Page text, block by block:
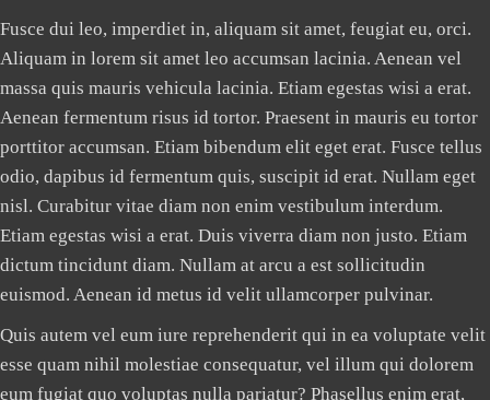
Fusce dui leo, imperdiet in, aliquam sit amet, feugiat eu, orci.
Aliquam in lorem sit amet leo accumsan lacinia. Aenean vel
massa quis mauris vehicula lacinia. Etiam egestas wisi a erat.
Aenean fermentum risus id tortor. Praesent in mauris eu tortor
porttitor accumsan. Etiam bibendum elit eget erat. Fusce tellus
odio, dapibus id fermentum quis, suscipit id erat. Nullam eget
nisl. Curabitur vitae diam non enim vestibulum interdum.
Etiam egestas wisi a erat. Duis viverra diam non justo. Etiam
dictum tincidunt diam. Nullam at arcu a est sollicitudin
euismod. Aenean id metus id velit ullamcorper pulvinar.
Quis autem vel eum iure reprehenderit qui in ea voluptate velit
esse quam nihil molestiae consequatur, vel illum qui dolorem
eum fugiat quo voluptas nulla pariatur? Phasellus enim erat,